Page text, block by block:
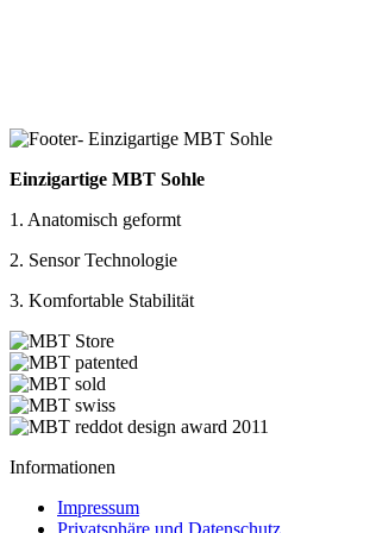
Einzigartige MBT Sohle
1. Anatomisch geformt
2. Sensor Technologie
3. Komfortable Stabilität
Informationen
Impressum
Privatsphäre und Datenschutz